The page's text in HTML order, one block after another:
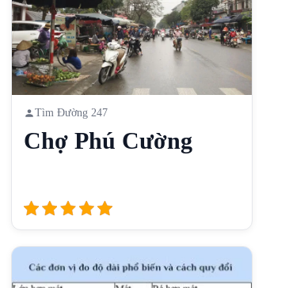
Tìm Đường 247
Chợ Phú Cường